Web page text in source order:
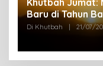
Baru di Tahun
Di Khutbah | 21/07/